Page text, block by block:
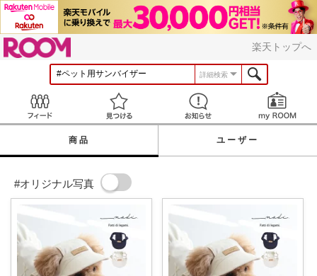
楽天トップへ
詳細検索
見つける お知らせ
商品 ユーザー
#オリジナル写真